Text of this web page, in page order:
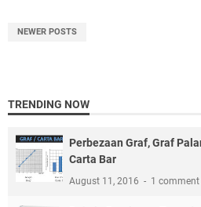
NEWER POSTS
TRENDING NOW
Perbezaan Graf, Graf
Carta Bar
August 11, 2016 1 comment